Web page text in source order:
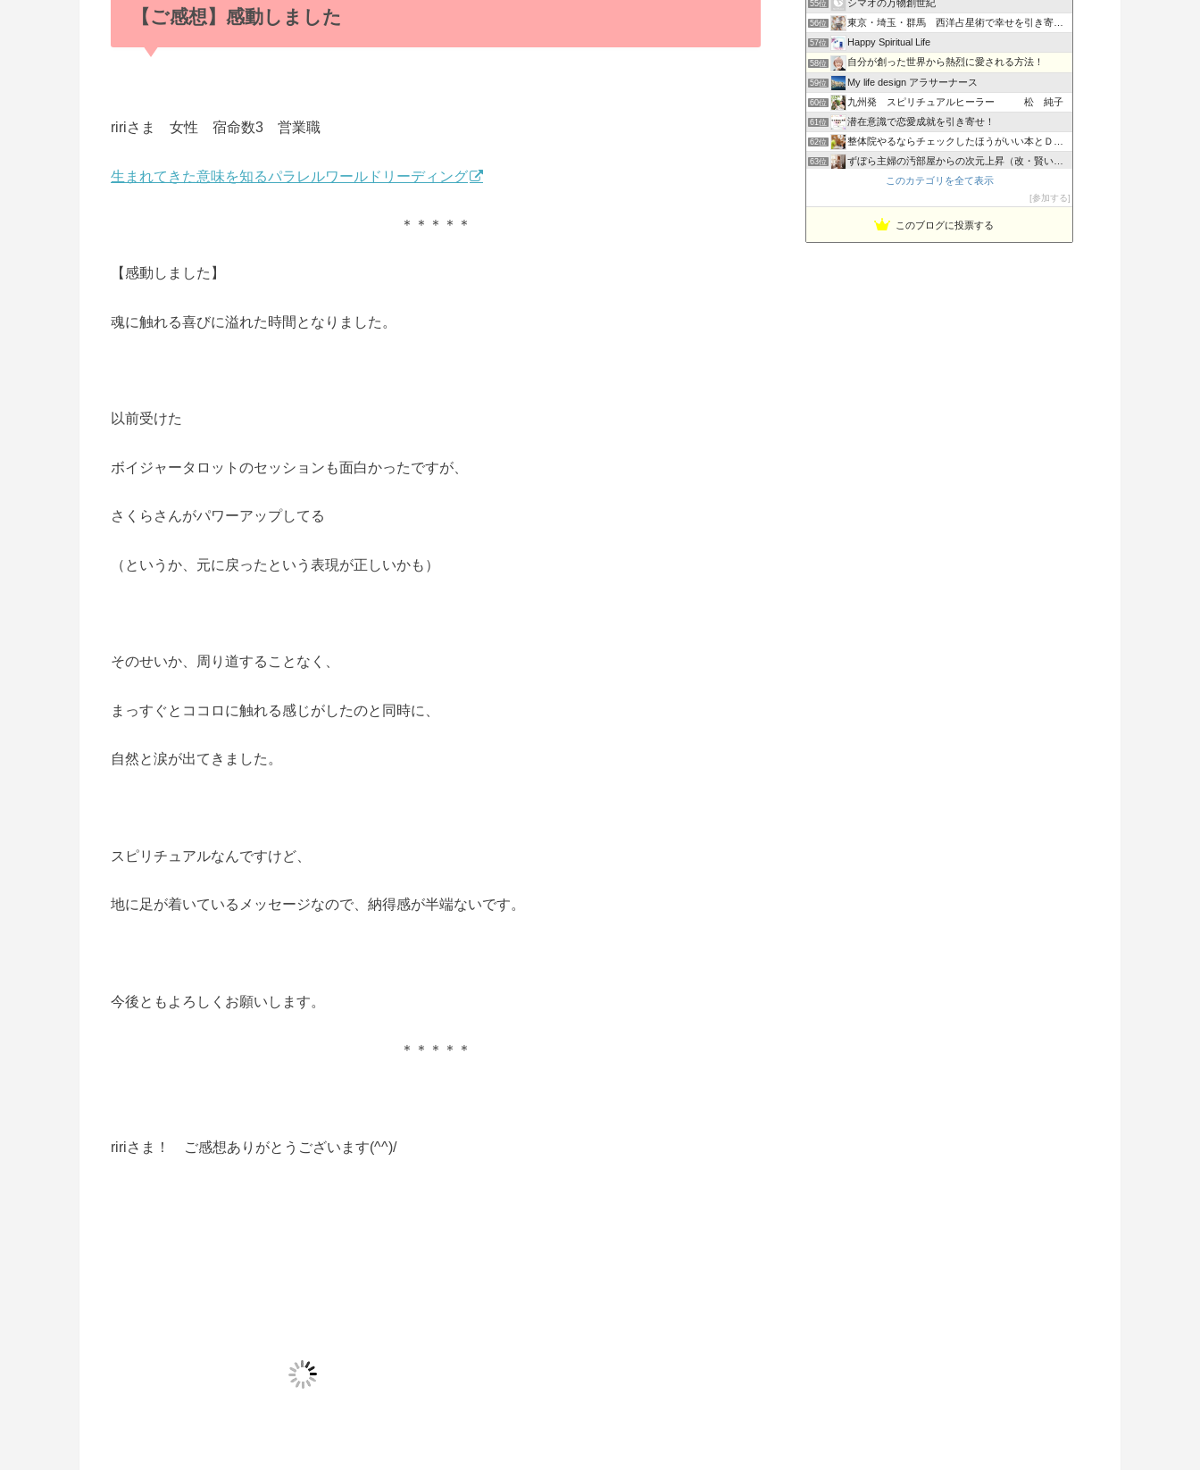
【ご感想】感動しました
ririさま 女性 宿命数3 営業職
生まれてきた意味を知るパラレルワールドリーディング
＊＊＊＊＊
【感動しました】
魂に触れる喜びに溢れた時間となりました。
以前受けた
ボイジャータロットのセッションも面白かったですが、
さくらさんがパワーアップしてる
（というか、元に戻ったという表現が正しいかも）
そのせいか、周り道することなく、
まっすぐとココロに触れる感じがしたのと同時に、
自然と涙が出てきました。
スピリチュアルなんですけど、
地に足が着いているメッセージなので、納得感が半端ないです。
今後ともよろしくお願いします。
＊＊＊＊＊
ririさま！ ご感想ありがとうございます(^^)/
55位 シマオの万物創世紀
56位 東京・埼玉・群馬 西洋占星術で幸せを引き寄せる 〜星空ジプシ
57位 Happy Spiritual Life
58位 自分が創った世界から熱烈に愛される方法！
59位 My life design アラサーナース
60位 九州発 スピリチュアルヒーラー 松 純子
61位 潜在意識で恋愛成就を引き寄せ！
62位 整体院やるならチェックしたほうがいい本とＤＶＤ
63位 ずぼら主婦の汚部屋からの次元上昇（改・賢い楽しい節約術）
ざっきサイト！ふくの君
このカテゴリを全て表示
参加する
このブログに投票する